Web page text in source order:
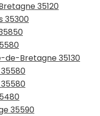
35120
35300
de-Bretagne 35130
35590